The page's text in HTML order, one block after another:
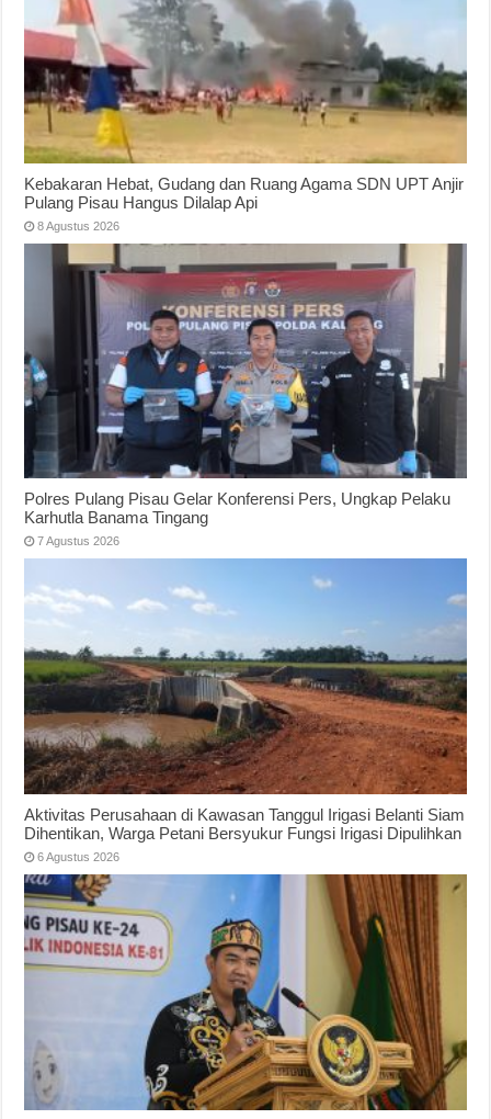
Kebakaran Hebat, Gudang dan Ruang Agama SDN UPT Anjir
Pulang Pisau Hangus Dilalap Api
8 Agustus 2026
Polres Pulang Pisau Gelar Konferensi Pers, Ungkap Pelaku
Karhutla Banama Tingang
7 Agustus 2026
Aktivitas Perusahaan di Kawasan Tanggul Irigasi Belanti Siam
Dihentikan, Warga Petani Bersyukur Fungsi Irigasi Dipulihkan
6 Agustus 2026